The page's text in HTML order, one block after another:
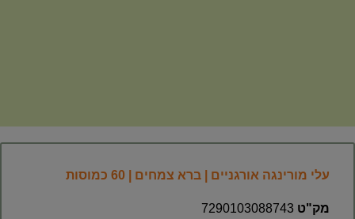
עלי מורינגה אורגניים | ברא צמחים | 60 כמוסות
מק"ט 7290103088743